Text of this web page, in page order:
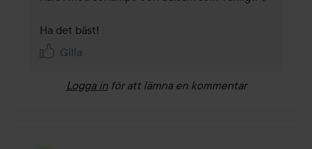
Ha det bäst!
Gilla
Logga in för att lämna en kommentar